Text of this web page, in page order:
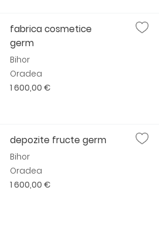
fabrica cosmetice
germ
Bihor
Oradea
1 600,00 €
depozite fructe germ
Bihor
Oradea
1 600,00 €